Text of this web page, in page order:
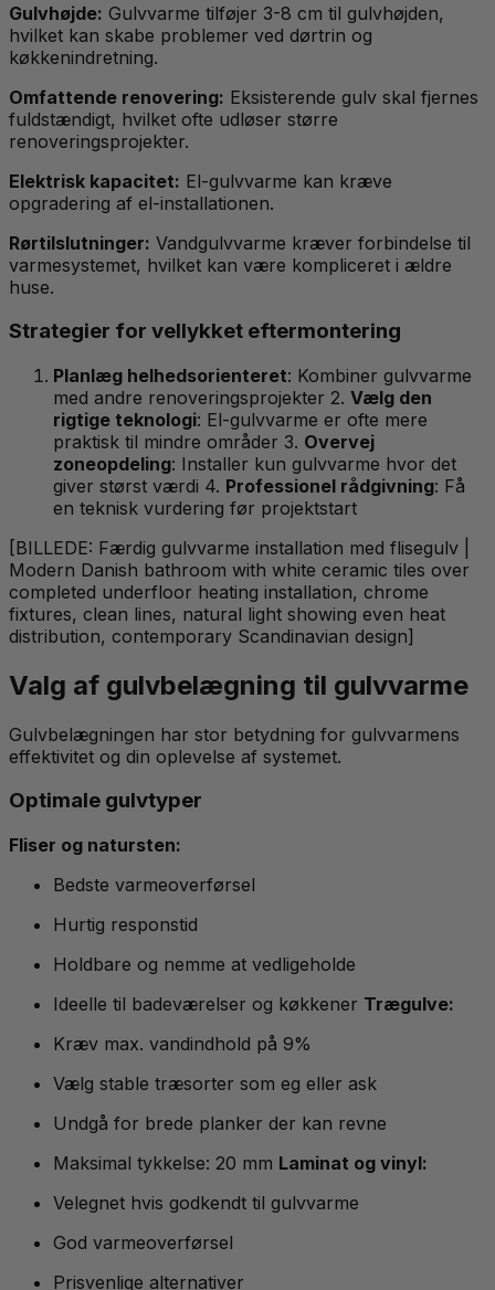
Gulvhøjde: Gulvvarme tilføjer 3-8 cm til gulvhøjden,
hvilket kan skabe problemer ved dørtrin og
køkkenindretning.
Omfattende renovering: Eksisterende gulv skal fjernes
fuldstændigt, hvilket ofte udløser større
renoveringsprojekter.
Elektrisk kapacitet: El-gulvvarme kan kræve
opgradering af el-installationen.
Rørtilslutninger: Vandgulvvarme kræver forbindelse til
varmesystemet, hvilket kan være kompliceret i ældre
huse.
Strategier for vellykket eftermontering
Planlæg helhedsorienteret: Kombiner gulvvarme
med andre renoveringsprojekter 2. Vælg den
rigtige teknologi: El-gulvvarme er ofte mere
praktisk til mindre områder 3. Overvej
zoneopdeling: Installer kun gulvvarme hvor det
giver størst værdi 4. Professionel rådgivning: Få
en teknisk vurdering før projektstart
[BILLEDE: Færdig gulvvarme installation med flisegulv |
Modern Danish bathroom with white ceramic tiles over
completed underfloor heating installation, chrome
fixtures, clean lines, natural light showing even heat
distribution, contemporary Scandinavian design]
Valg af gulvbelægning til gulvvarme
Gulvbelægningen har stor betydning for gulvvarmens
effektivitet og din oplevelse af systemet.
Optimale gulvtyper
Fliser og natursten:
Bedste varmeoverførsel
Hurtig responstid
Holdbare og nemme at vedligeholde
Ideelle til badeværelser og køkkener Trægulve:
Kræv max. vandindhold på 9%
Vælg stable træsorter som eg eller ask
Undgå for brede planker der kan revne
Maksimal tykkelse: 20 mm Laminat og vinyl:
Velegnet hvis godkendt til gulvvarme
God varmeoverførsel
Prisvenlige alternativer